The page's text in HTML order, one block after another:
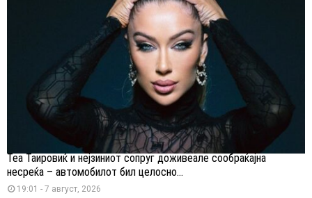
Теа Таировиќ и нејзиниот сопруг доживеале сообраќајна
несреќа – автомобилот бил целосно...
19:01 - 7 август, 2026